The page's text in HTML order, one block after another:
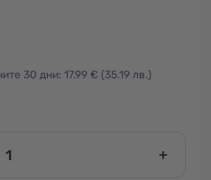
30 дни: 17.99 € (35.19 лв.)
+